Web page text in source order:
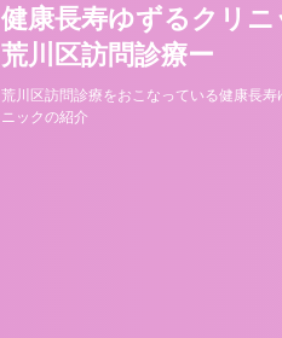
健康長寿ゆずるクリニ
荒川区訪問診療ー
荒川区訪問診療をおこなっている健康長寿
ニックの紹介